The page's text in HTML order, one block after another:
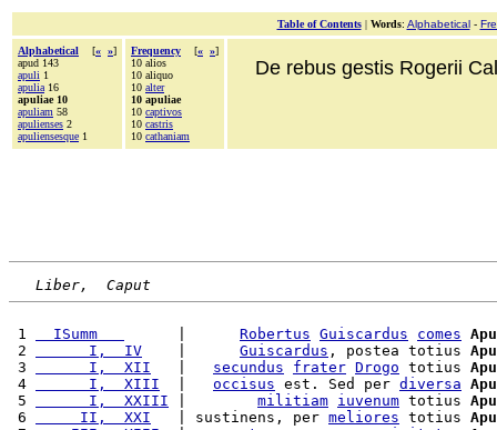
Table of Contents| Words: Alphabetical-
Alphabetical [« »]
apud 143
apuli 1
apulia 16
apuliae 10
apuliam 58
apulienses 2
apuliensesque 1
Frequency [« »]
10 alios
10 aliquo
10 alter
10 apuliae
10 captivos
10 castris
10 cathaniam
De rebus gestis Rogerii
Liber,  Caput
1
  ISumm
Robertus Guiscardus comes
2
      I,  IV
Guiscardus , postea totius
3
      I,  XII
secundus frater Drogo totius
4
      I,  XIII
occisus est. Sed per diversa
5
      I,  XXIII
militiam iuvenum totius
6
     II,  XXI
   | sustinens, per
meliores totius